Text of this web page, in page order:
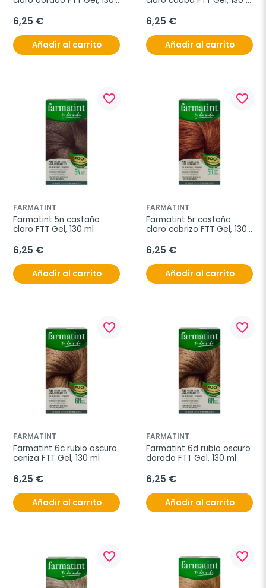
6,25 €
Añadir al carrito
6,25 €
Añadir al carrito
favorite_border
FARMATINT
Farmatint 5n castaño
claro FTT Gel, 130 ml
6,25 €
Añadir al carrito
favorite_border
FARMATINT
Farmatint 5r castaño
claro cobrizo FTT Gel, 130
6,25 €
Añadir al carrito
favorite_border
FARMATINT
Farmatint 6c rubio oscuro
ceniza FTT Gel, 130 ml
6,25 €
Añadir al carrito
favorite_border
FARMATINT
Farmatint 6d rubio oscuro
dorado FTT Gel, 130 ml
6,25 €
Añadir al carrito
favorite_border favorite_border